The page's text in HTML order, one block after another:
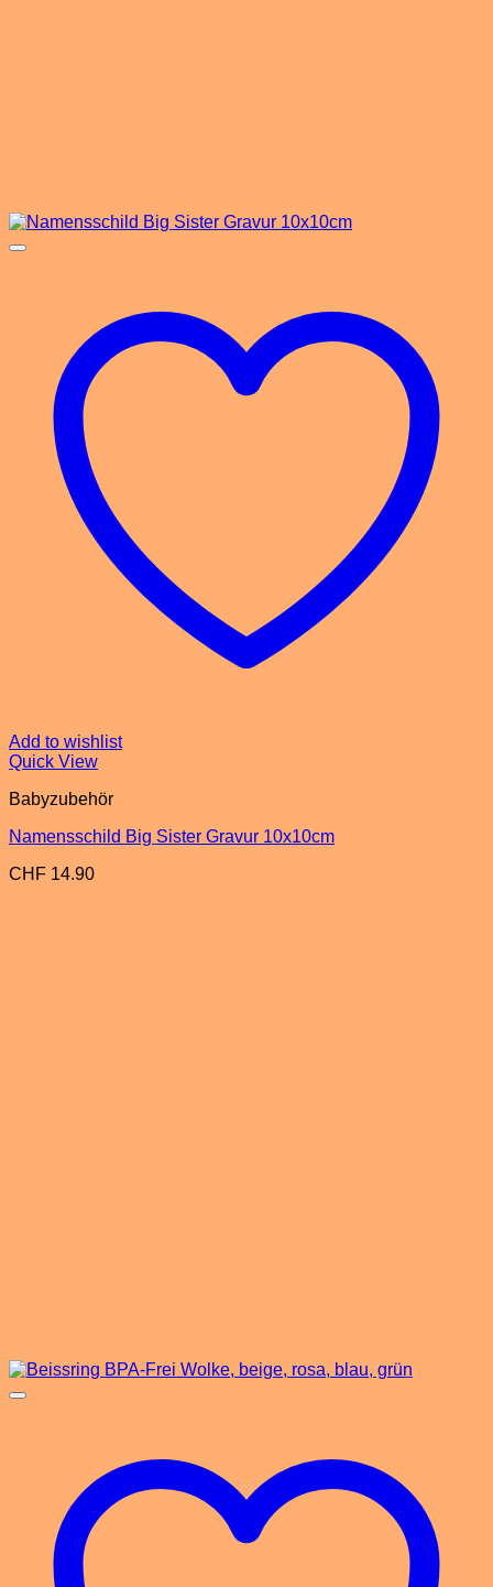
Add to wishlist
Quick View
Babyzubehör
Namensschild Big Sister Gravur 10x10cm
CHF 14.90